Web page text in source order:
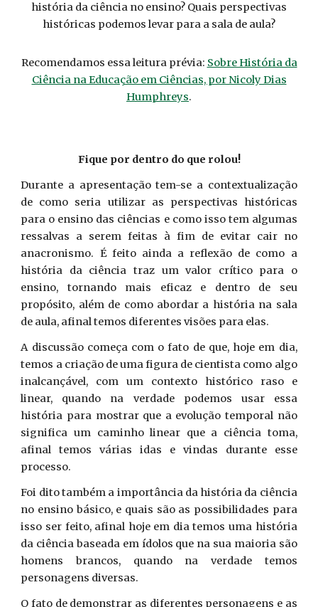
história da ciência no ensino? Quais perspectivas
históricas podemos levar para a sala de aula?
Recomendamos essa leitura prévia: Sobre História da
Ciência na Educação em Ciências, por Nicoly Dias
Humphreys.
Fique por dentro do que rolou!
Durante a apresentação tem-se a contextualização
de como seria utilizar as perspectivas históricas
para o ensino das ciências e como isso tem algumas
ressalvas a serem feitas à fim de evitar cair no
anacronismo. É feito ainda a reflexão de como a
história da ciência traz um valor crítico para o
ensino, tornando mais eficaz e dentro de seu
propósito, além de como abordar a história na sala
de aula, afinal temos diferentes visões para elas.
A discussão começa com o fato de que, hoje em dia,
temos a criação de uma figura de cientista como algo
inalcançável, com um contexto histórico raso e
linear, quando na verdade podemos usar essa
história para mostrar que a evolução temporal não
significa um caminho linear que a ciência toma,
afinal temos várias idas e vindas durante esse
processo.
Foi dito também a importância da história da ciência
no ensino básico, e quais são as possibilidades para
isso ser feito, afinal hoje em dia temos uma história
da ciência baseada em ídolos que na sua maioria são
homens brancos, quando na verdade temos
personagens diversas.
O fato de demonstrar as diferentes personagens e as